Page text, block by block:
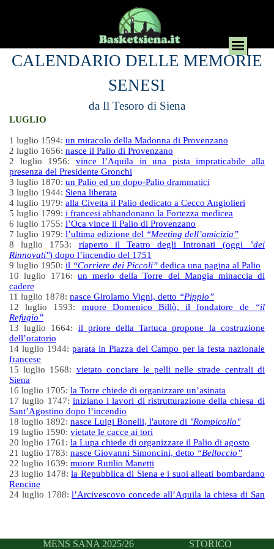
CALENDARIO DELLE MEMORIE
SENESI
da Il Tesoro di Siena
LUGLIO
1 luglio 1594: un miracolo della Madonna di Provenzano
2 luglio 1656: nasce il Palio di Provenzano
2 luglio 1956: vince l’Aquila in una pista impraticabile alla
presenza del Presidente Gronchi
3 luglio 1870: un Palio ed un dopo-Palio drammatici
3 luglio 1944: Siena liberata
4 luglio 1979: alla Civetta il Palio dedicato a Cecco Angiolieri
5 luglio 1799: i francesi abbandonano la Fortezza medicea
6 luglio 1755: l’Oca vince il Palio di Provenzano
7 luglio 1979: l’ultima edizione del “Meeting dell’amicizia”
8 luglio 1753: riaperto il Teatro degli Intronati (oggi
"dei
Rinnovati") dopo l’incendio del 1751
9 luglio 1950: il “Corriere dei Piccoli” dedica una pagina al Palio
10 luglio 1716:un merlo della Torre del Mangia minaccia di
cadere
11 luglio 1878: nasce Girolamo Vigni, detto “Pippìo”
12 luglio 1593: muore Domenico Billò, il fondatore de
“il
Refugio”
13 luglio 1664: il priore della Tartuca propone la costruzione
dell’oratorio
14 luglio 1944:parata in Piazza del Campo per la festa nazionale
francese
15 luglio 1568: vietato conciare le pelli nelle strade centrali di
Siena
16 luglio 1705: la Torre chiede di organizzare un’asinata
17 luglio 1747: iniziano i lavori di ristrutturazione della chiesa di
Sant’Agostino dopo l’incendio
18 luglio 1892: nasce Luigi Bonelli, l'autore di "Rompicollo"
19 luglio 1590: vietate le cacce ai tori
20 luglio 1761: la Lupa chiede di organizzare il Palio di agosto
21 luglio 1783: nasce Giovanni Simoncini, detto “Belloccio”
22 luglio 1639: muore Rutilio Manetti
23 luglio 1478:la Repubblica di Siena e i suoi alleati bombardano
Rencine
24 luglio 1788:l’Arcivescovo concede all’Aquila la chiesa di San
27 luglio 1735: iniziano i lavori della nuova facciata della chiesa
MENS SANA 2025/26 STORICO